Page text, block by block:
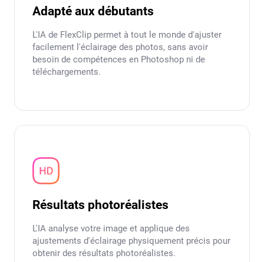
Adapté aux débutants
L'IA de FlexClip permet à tout le monde d'ajuster
facilement l'éclairage des photos, sans avoir
besoin de compétences en Photoshop ni de
téléchargements.
Résultats photoréalistes
L'IA analyse votre image et applique des
ajustements d'éclairage physiquement précis pour
obtenir des résultats photoréalistes.